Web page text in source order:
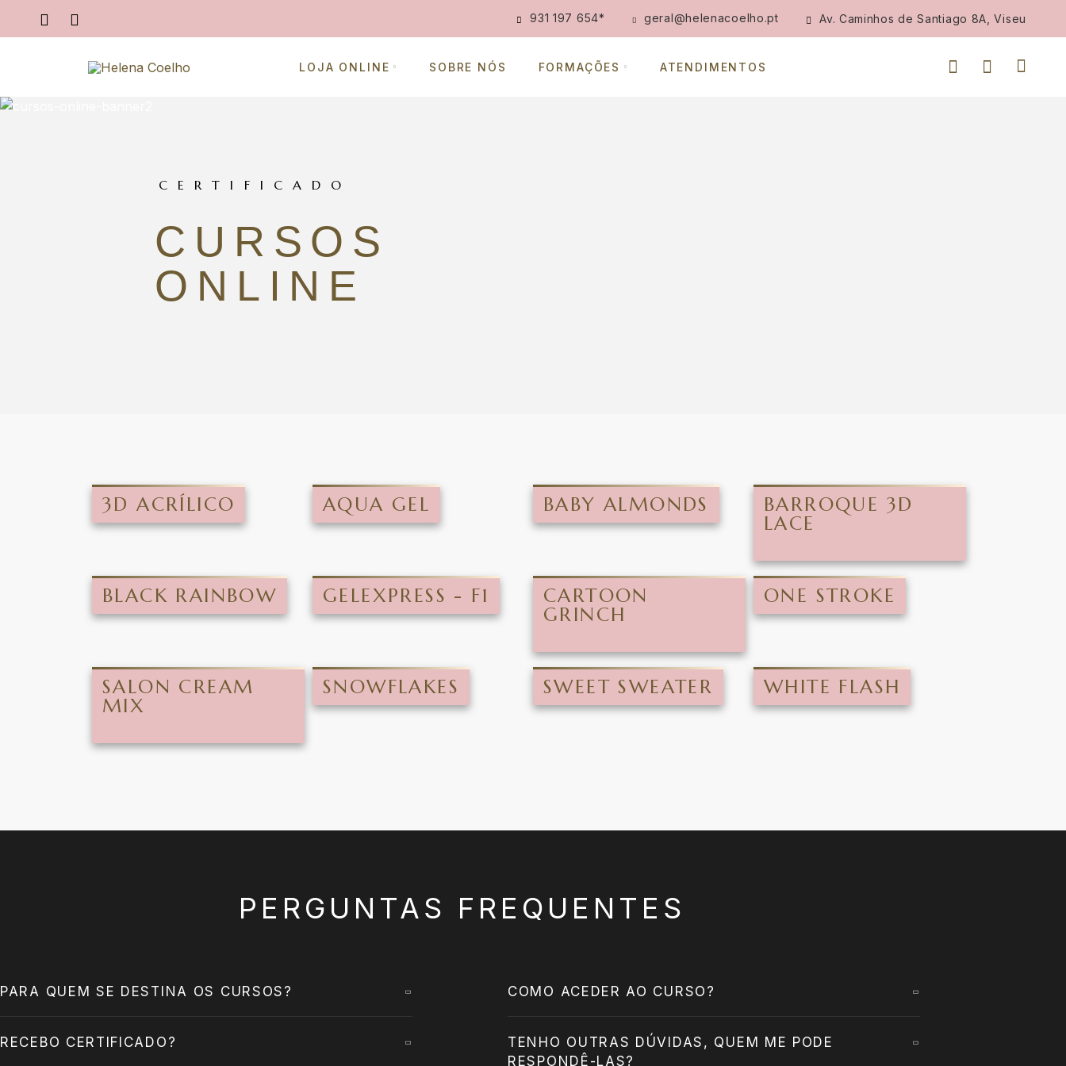
931 197 654* geral@helenacoelho.pt Av. Caminhos de Santiago 8A, Viseu
LOJA ONLINE SOBRE NÓS FORMAÇÕES ATENDIMENTOS
CERTIFICADO
CURSOS
ONLINE
3D ACRÍLICO AQUA GEL BABY ALMONDS
BARROQUE 3D
LACE
BLACK RAINBOW GELEXPRESS - F1
CARTOON
GRINCH
ONE STROKE
SALON CREAM
MIX
SNOWFLAKES SWEET SWEATER WHITE FLASH
PERGUNTAS FREQUENTES
PARA QUEM SE DESTINA OS CURSOS?
RECEBO CERTIFICADO?
COMO ACEDER AO CURSO?
TENHO OUTRAS DÚVIDAS, QUEM ME PODE
RESPONDÊ-LAS?